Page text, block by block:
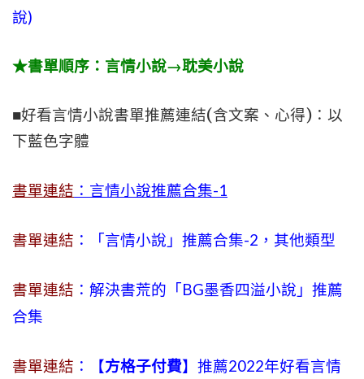
說)
★書單順序：言情小說→耽美小說
■好看言情小說書單推薦連結(含文案、心得)：以
下藍色字體
書單連結 ：言情小說推薦合集-1
書單連結 ：「言情小說」推薦合集-2，其他類型
書單連結 ：解決書荒的「BG墨香四溢小說」推薦
合集
書單連結 ：【方格子付費】推薦2022年好看言情